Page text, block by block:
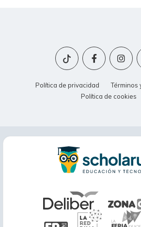
Política de privacidad
Términos
Política de cookies